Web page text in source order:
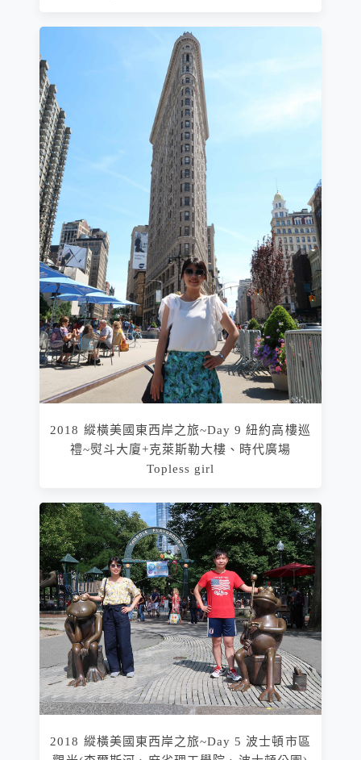
2018 縱橫美國東西岸之旅~Day 9 紐約高樓巡
禮~熨斗大廈+克萊斯勒大樓、時代廣場
Topless girl
2018 縱橫美國東西岸之旅~Day 5 波士頓市區